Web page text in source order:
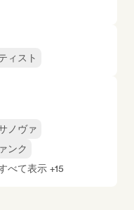
ィスト
ノヴァ
ンク
べて表示 +15